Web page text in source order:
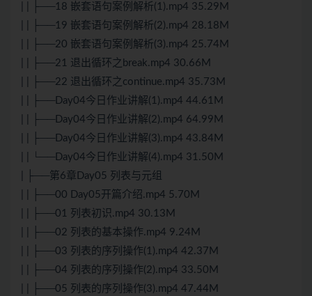
| | ├──18 嵌套语句案例解析(1).mp4 35.29M
| | ├──19 嵌套语句案例解析(2).mp4 28.18M
| | ├──20 嵌套语句案例解析(3).mp4 25.74M
| | ├──21 退出循环之break.mp4 30.66M
| | ├──22 退出循环之continue.mp4 35.73M
| | ├──Day04今日作业讲解(1).mp4 44.61M
| | ├──Day04今日作业讲解(2).mp4 64.99M
| | ├──Day04今日作业讲解(3).mp4 43.84M
| | └──Day04今日作业讲解(4).mp4 31.50M
| ├──第6章Day05 列表与元组
| | ├──00 Day05开篇介绍.mp4 5.70M
| | ├──01 列表初识.mp4 30.13M
| | ├──02 列表的基本操作.mp4 9.24M
| | ├──03 列表的序列操作(1).mp4 42.37M
| | ├──04 列表的序列操作(2).mp4 33.50M
| | ├──05 列表的序列操作(3).mp4 47.44M